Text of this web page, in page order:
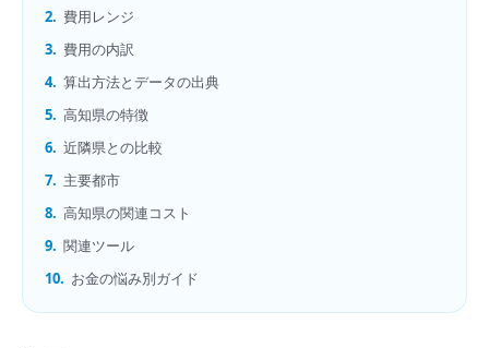
2. 費用レンジ
3. 費用の内訳
4. 算出方法とデータの出典
5. 高知県の特徴
6. 近隣県との比較
7. 主要都市
8. 高知県の関連コスト
9. 関連ツール
10. お金の悩み別ガイド